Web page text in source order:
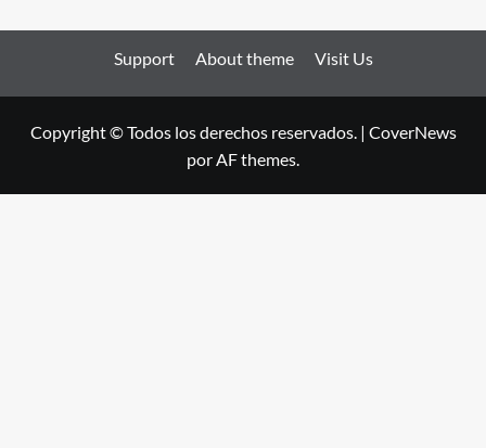
Support About theme Visit Us
Copyright © Todos los derechos reservados. | CoverNews
por AF themes.